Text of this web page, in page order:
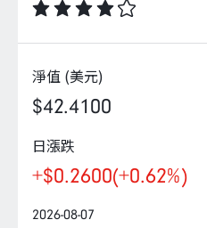
線上交易
淨值 (美元)
$42.4100
日漲跌
+$0.2600(+0.62%)
2026-08-07